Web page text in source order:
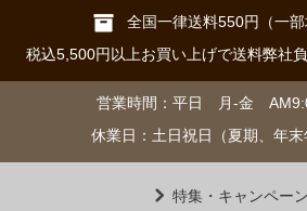
全国一律送料550円（一部
税込5,500円以上お買い上げで送料弊社
営業時間：平日 月-金
休業日：土日祝日（夏期、年末
特集・キャンペー